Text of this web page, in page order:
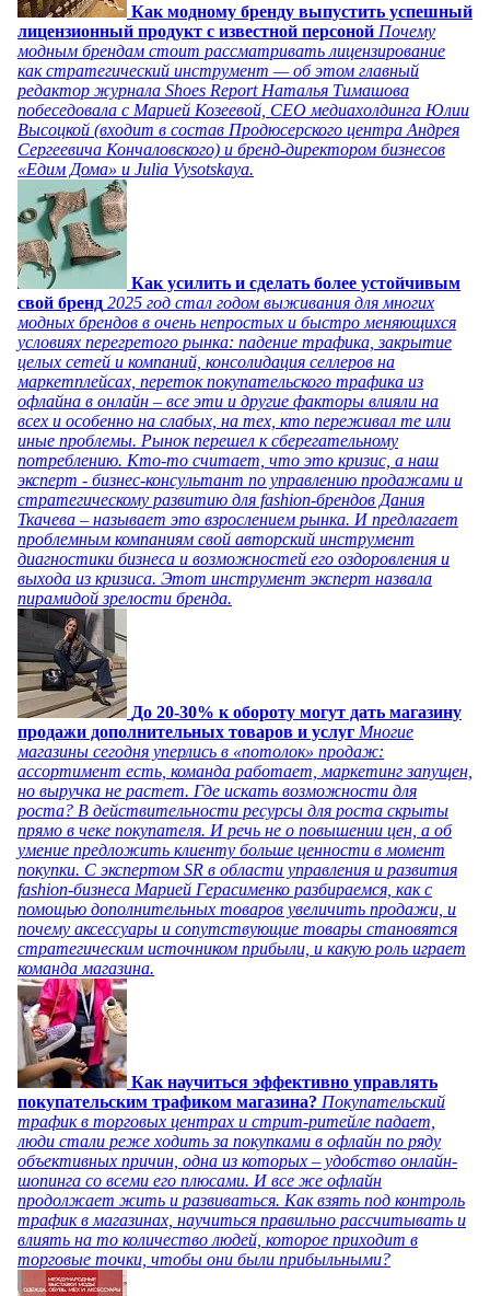
Как модному бренду выпустить успешный
лицензионный продукт с известной персоной Почему
модным брендам стоит рассматривать лицензирование
как стратегический инструмент — об этом главный
редактор журнала Shoes Report Наталья Тимашова
побеседовала с Марией Козеевой, СЕО медиахолдинга Юлии
Высоцкой (входит в состав Продюсерского центра Андрея
Сергеевича Кончаловского) и бренд-директором бизнесов
«Едим Дома» и Julia Vysotskaya.
Как усилить и сделать более устойчивым
свой бренд 2025 год стал годом выживания для многих
модных брендов в очень непростых и быстро меняющихся
условиях перегретого рынка: падение трафика, закрытие
целых сетей и компаний, консолидация селлеров на
маркетплейсах, переток покупательского трафика из
офлайна в онлайн – все эти и другие факторы влияли на
всех и особенно на слабых, на тех, кто переживал те или
иные проблемы. Рынок перешел к сберегательному
потреблению. Кто-то считает, что это кризис, а наш
эксперт - бизнес-консультант по управлению продажами и
стратегическому развитию для fashion-брендов Дания
Ткачева – называет это взрослением рынка. И предлагает
проблемным компаниям свой авторский инструмент
диагностики бизнеса и возможностей его оздоровления и
выхода из кризиса. Этот инструмент эксперт назвала
пирамидой зрелости бренда.
До 20-30% к обороту могут дать магазину
продажи дополнительных товаров и услуг Многие
магазины сегодня уперлись в «потолок» продаж:
ассортимент есть, команда работает, маркетинг запущен,
но выручка не растет. Где искать возможности для
роста? В действительности ресурсы для роста скрыты
прямо в чеке покупателя. И речь не о повышении цен, а об
умение предложить клиенту больше ценности в момент
покупки. С экспертом SR в области управления и развития
fashion-бизнеса Марией Герасименко разбираемся, как с
помощью дополнительных товаров увеличить продажи, и
почему аксессуары и сопутствующие товары становятся
стратегическим источником прибыли, и какую роль играет
команда магазина.
Как научиться эффективно управлять
покупательским трафиком магазина? Покупательский
трафик в торговых центрах и стрит-ритейле падает,
люди стали реже ходить за покупками в офлайн по ряду
объективных причин, одна из которых – удобство онлайн-
шопинга со всеми его плюсами. И все же офлайн
продолжает жить и развиваться. Как взять под контроль
трафик в магазинах, научиться правильно рассчитывать и
влиять на то количество людей, которое приходит в
торговые точки, чтобы они были прибыльными?